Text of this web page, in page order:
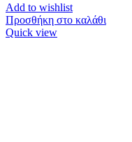
Add to wishlist
Προσθήκη στο καλάθι
Quick view